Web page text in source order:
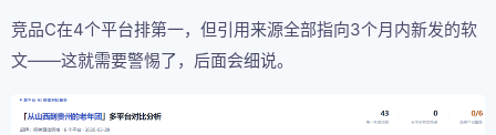
竞品C在4个平台排第一，但引用来源全部指向3个月内新发的软
文——这就需要警惕了，后面会细说。